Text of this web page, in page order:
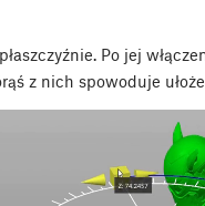
. Po jej
z nich spowoduje